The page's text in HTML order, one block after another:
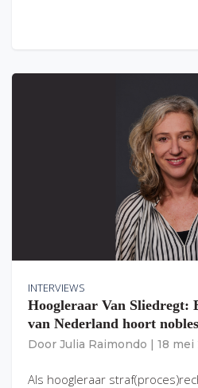
INTERVIEWS
Hoogleraar Van Sliedregt:
van Nederland hoort
Door Julia Raimondo 18 mei
Als hoogleraar